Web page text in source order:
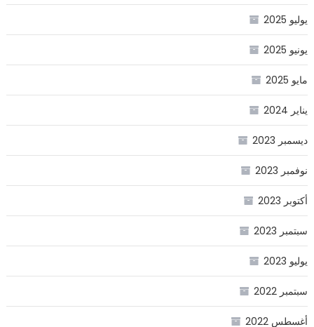
يوليو 2025
يونيو 2025
مايو 2025
يناير 2024
ديسمبر 2023
نوفمبر 2023
أكتوبر 2023
سبتمبر 2023
يوليو 2023
سبتمبر 2022
أغسطس 2022